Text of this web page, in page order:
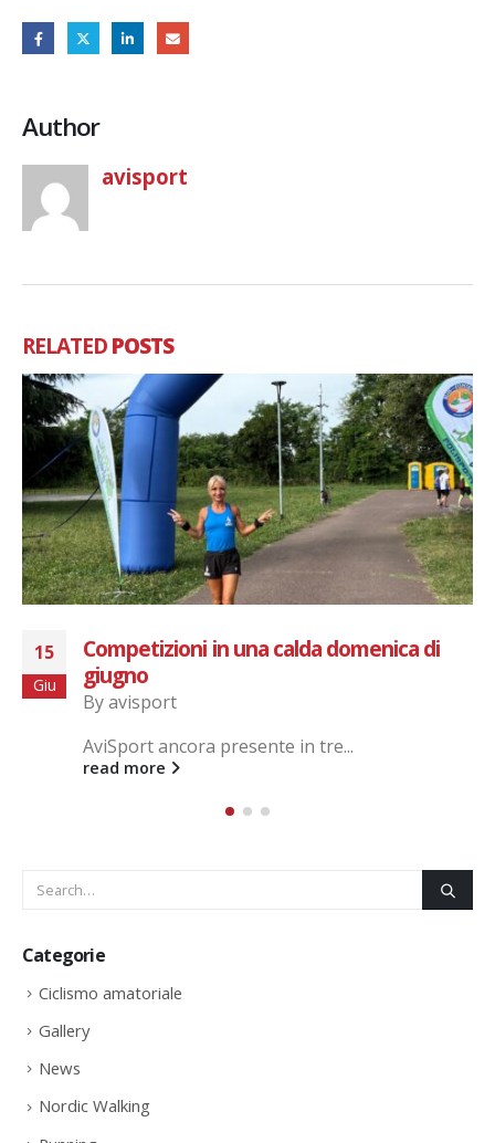
Author
avisport
RELATEDPOSTS
03
Apr
Milano Marathon 2023
Byavisport
Seguono foto della Milano Marathon...
read more
Ciclismo amatoriale
Gallery
News
Nordic Walking
Running